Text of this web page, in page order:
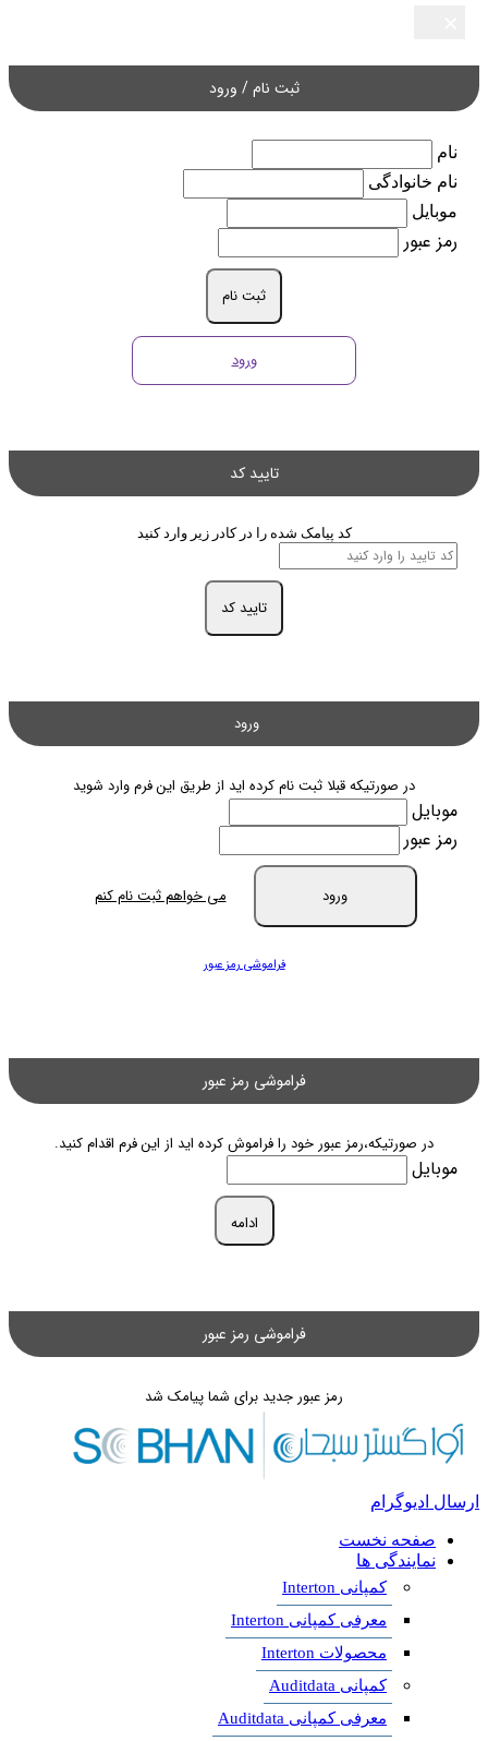
ثبت نام / ورود
نام
نام خانوادگی
موبایل
رمز عبور
ثبت نام
ورود
تایید کد
کد پیامک شده را در کادر زیر وارد کنید
تایید کد
ورود
در صورتیکه قبلا ثبت نام کرده اید از طریق این فرم وارد شوید
موبایل
رمز عبور
ورود می خواهم ثبت نام کنم
فراموشی رمز عبور
فراموشی رمز عبور
در صورتیکه،رمز عبور خود را فراموش کرده اید از این فرم اقدام کنید.
موبایل
ادامه
فراموشی رمز عبور
رمز عبور جدید برای شما پیامک شد
ارسال ادیوگرام
صفحه نخست
نمایندگی ها
کمپانی Interton
معرفی کمپانی Interton
محصولات Interton
کمپانی Auditdata
معرفی کمپانی Auditdata